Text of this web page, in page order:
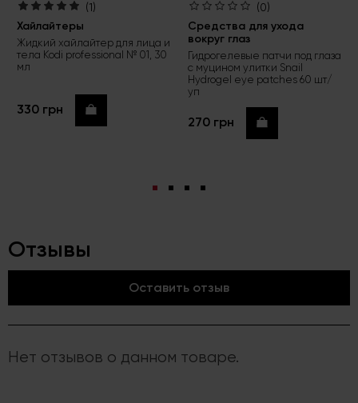
(1)
Хайлайтеры
Жидкий хайлайтер для лица и
тела Kodi professional № 01, 30
мл
330 грн Купить
(0)
Средства для ухода
вокруг глаз
Гидрогелевые патчи под глаза
с муцином улитки Snail
Hydrogel eye patches 60 шт/
уп
270 грн Купить
Отзывы
Оставить отзыв
Нет отзывов о данном товаре.